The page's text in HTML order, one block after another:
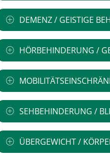
DEMENZ / GEISTIGE
HÖRBEHINDERUNG /
SEHBEHINDERUNG /
ÜBERGEWICHT /